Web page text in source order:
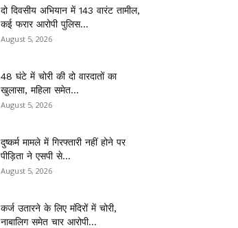
दो दिवसीय अभियान में 143 वारंट तामील,
कई फरार आरोपी पुलिस...
August 5, 2026
48 घंटे में चोरी की दो वारदातों का
खुलासा, महिला समेत...
August 5, 2026
दुष्कर्म मामले में गिरफ्तारी नहीं होने पर
पीड़िता ने एसपी से...
August 5, 2026
कर्ज उतारने के लिए मंदिरों में चोरी,
नाबालिग समेत चार आरोपी...